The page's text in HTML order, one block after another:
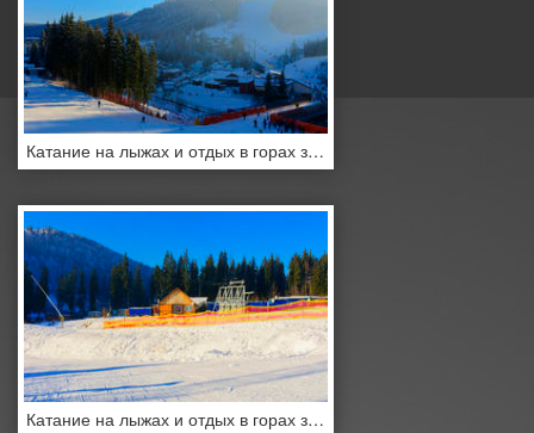
Катание на лыжах и отдых в горах зимой
Катание на лыжах и отдых в горах зимой